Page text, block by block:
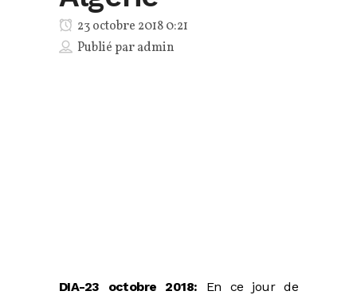
23 octobre 2018 0:21
Publié paradmin
DIA-23 octobre 2018: En ce jour de